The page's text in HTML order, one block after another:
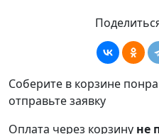
Соберите в корзине
отправьте заявку
Оплата через корзину не